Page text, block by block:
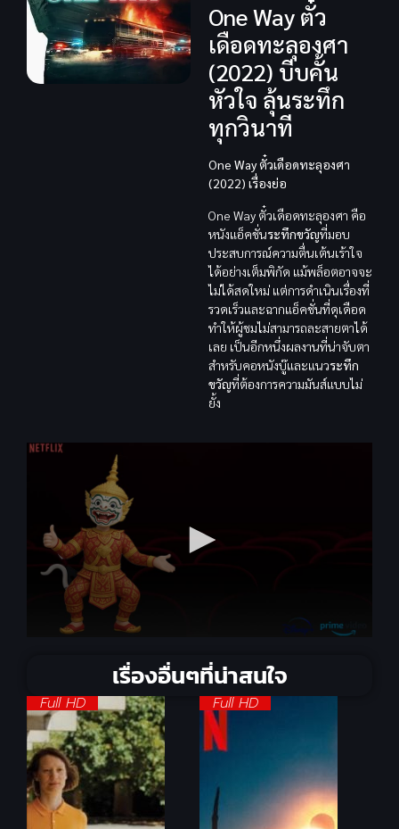
One Way ตั๋ว
เดือดทะลุองศา
(2022) บีบคั้น
หัวใจ ลุ้นระทึก
ทุกวินาที
One Way ตั๋วเดือดทะลุองศา
(2022) เรื่องย่อ
One Way ตั๋วเดือดทะลุองศา คือ
หนังแอ็คชั่นระทึกขวัญที่มอบ
ประสบการณ์ความตื่นเต้นเร้าใจ
ได้อย่างเต็มพิกัด แม้พล็อตอาจจะ
ไม่ได้สดใหม่ แต่การดำเนินเรื่องที่
รวดเร็วและฉากแอ็คชั่นที่ดุเดือด
ทำให้ผู้ชมไม่สามารถละสายตาได้
เลย เป็นอีกหนึ่งผลงานที่น่าจับตา
สำหรับคอหนังบู๊และแนวระทึก
ขวัญที่ต้องการความมันส์แบบไม่
ยั้ง
เรื่องอื่นๆที่น่าสนใจ
Full HD Full HD